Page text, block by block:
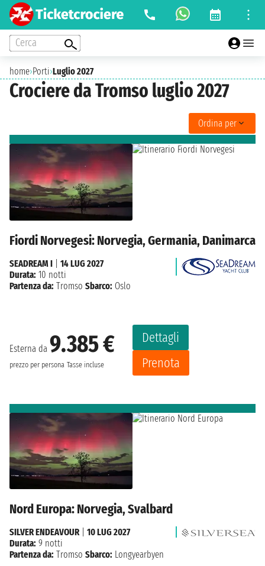
Cerca
home›Porti›Luglio 2027
Crociere da Tromso luglio 2027
Ordina per
Fiordi Norvegesi: Norvegia, Germania, Danimarca
Esterna da 9.385 €
prezzo per persona Tasse incluse
Dettagli
Prenota
SEADREAM I
14 LUG 2027
Durata: 10 notti
Partenza da: Tromso Sbarco: Oslo
Nord Europa: Norvegia, Svalbard
SILVER ENDEAVOUR| 10 LUG 2027
Durata: 9 notti
Partenza da: Tromso Sbarco: Longyearbyen